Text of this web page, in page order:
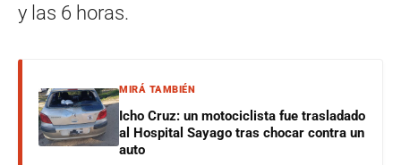
y las 6 horas.
MIRÁ TAMBIÉN
Icho Cruz: un motociclista fue trasladado
al Hospital Sayago tras chocar contra un
auto